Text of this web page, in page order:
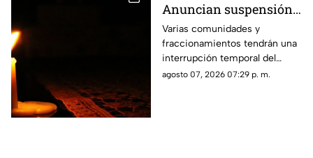
Anuncian suspensión
del suministro eléctrico
en Querétaro; estás
serán las zonas
afectadas
Varias comunidades y
fraccionamientos tendrán una
interrupción temporal del
servicio eléctrico durante
agosto 07, 2026 07:29 p. m.